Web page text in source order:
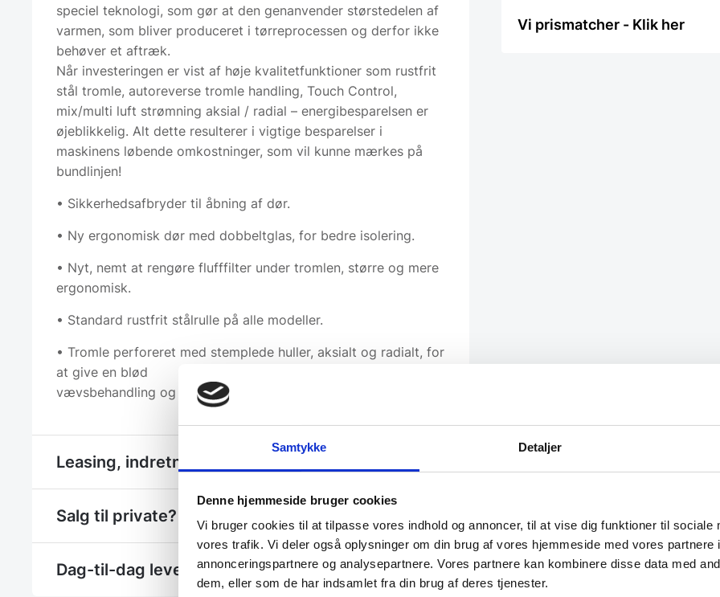
Samtykke Detaljer
Denne hjemmeside bruger cookies
Vi bruger cookies til at tilpasse vores indhold og annoncer, til at vise dig funktioner til sociale
vores trafik. Vi deler også oplysninger om din brug af vores hjemmeside med vores partnere
annonceringspartnere og analysepartnere. Vores partnere kan kombinere disse data med
dem, eller som de har indsamlet fra din brug af deres tjenester.
speciel teknologi, som gør at den genanvender størstedelen af
varmen, som bliver produceret i tørreprocessen og derfor ikke
behøver et aftræk.
Når investeringen er vist af høje kvalitetfunktioner som rustfrit
stål tromle, autoreverse tromle handling, Touch Control,
mix/multi luft strømning aksial / radial – energibesparelsen er
øjeblikkelig. Alt dette resulterer i vigtige besparelser i
maskinens løbende omkostninger, som vil kunne mærkes på
bundlinjen!
• Sikkerhedsafbryder til åbning af dør.
• Ny ergonomisk dør med dobbeltglas, for bedre isolering.
• Nyt, nemt at rengøre flufffilter under tromlen, større og mere
ergonomisk.
• Standard rustfrit stålrulle på alle modeller.
• Tromle perforeret med stemplede huller, aksialt og radialt, for
at give en blød
vævsbehandling og bedre luftcirkulation.
Leasing, indretning eller et hjælp til et projekt?
Salg til private? - Se Gastrobutikken.dk
Dag-til-dag levering
Vi prismatcher - Klik her